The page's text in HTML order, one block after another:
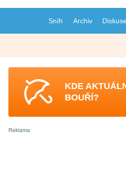
Sníh Archiv
KDE
BOUŘÍ?